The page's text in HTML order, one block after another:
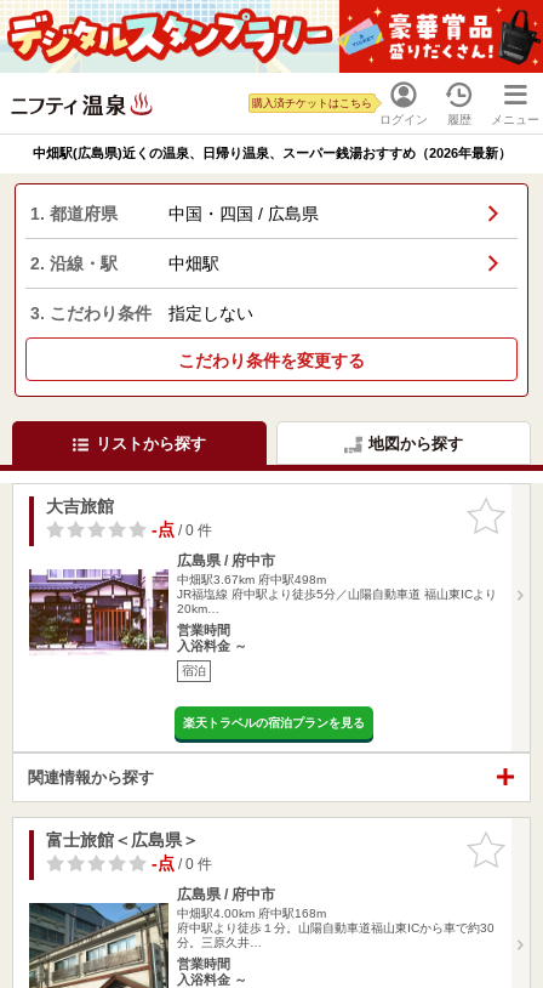
ログイン
購入済チケットはこちら
履歴 メニュー
中畑駅(広島県)近くの温泉、日帰り温泉、スーパー銭湯おすすめ（2026年最新）
1. 都道府県 中国・四国 / 広島県
2. 沿線・駅 中畑駅
3. こだわり条件 指定しない
こだわり条件を変更する
リストから探す 地図から探す
お気に入
りに追加
大吉旅館
-点/ 0 件
広島県 / 府中市
中畑駅3.67km 府中駅498m
JR福塩線 府中駅より徒歩5分／山陽自動車道 福山東ICより
20km…
営業時間
入浴料金 ～
宿泊
楽天トラベルの宿泊プランを見る
関連情報から探す
お気に入
りに追加
富士旅館＜広島県＞
-点/ 0 件
広島県 / 府中市
中畑駅4.00km 府中駅168m
府中駅より徒歩１分。山陽自動車道福山東ICから車で約30
分。三原久井…
営業時間
入浴料金 ～